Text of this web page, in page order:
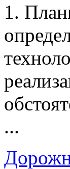
1.
...